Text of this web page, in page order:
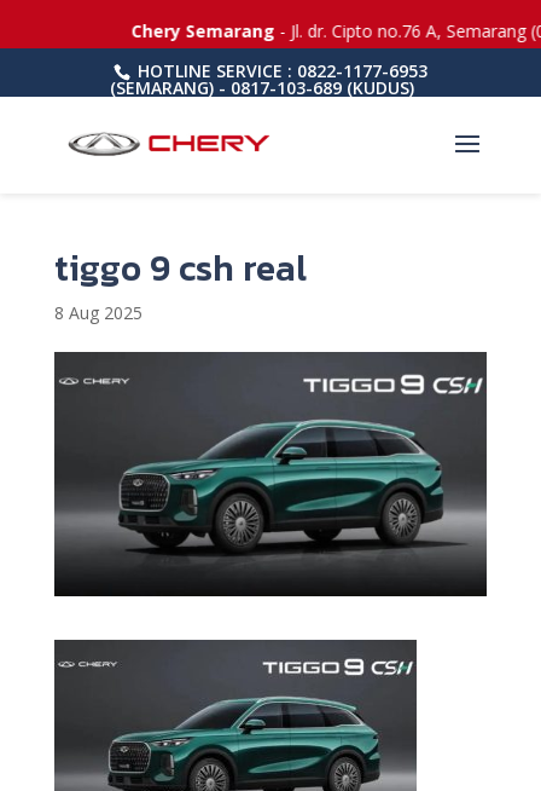
HOTLINE SERVICE : 0822-1177-6953
(SEMARANG) - 0817-103-689 (KUDUS)
tiggo 9 csh real
8 Aug 2025
Chery Semarang- Jl. dr. Cipto no.76 A, Semarang